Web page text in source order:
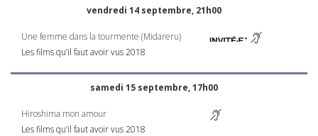
vendredi 14 septembre, 21h00
Une femme dans la tourmente (Midareru)
Les films qu’il faut avoir vus 2018
samedi 15 septembre, 17h00
Hiroshima mon amour
Les films qu’il faut avoir vus 2018